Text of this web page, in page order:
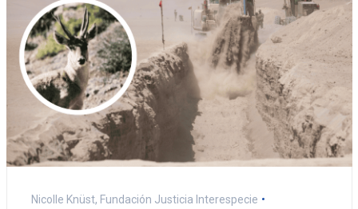
Nicolle Knüst, Fundación Justicia Interespecie